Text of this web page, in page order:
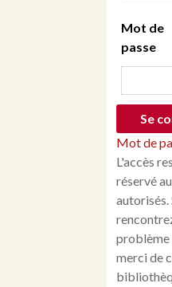
Mot de
passe
Mot de
L'accès
réservé
autorisés.
problème
merci de